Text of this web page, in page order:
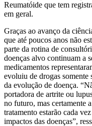
Reumatóide que tem
em geral.
Graças ao avanço da
que até poucos anos não
parte da rotina de
doenças alvo continuam a
medicamentos
evoluiu de drogas somente
da evolução de doença.
portadora de artrite ou
no futuro, mas certamente
tratamento estarão cada
impactos das doenças”,